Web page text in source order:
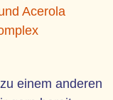
Acerola
einem anderen